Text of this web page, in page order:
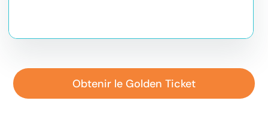
Obtenir le Golden Ticket